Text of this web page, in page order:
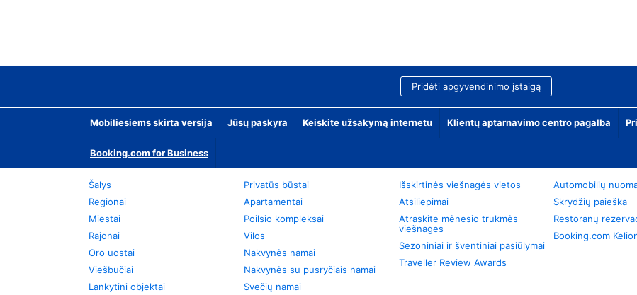
Pridėti apgyvendinimo įstaigą
Mobiliesiems skirta versija Jūsų paskyra Keiskite užsakymą internetu Klientų aptarnavimo centro pagalba
Booking.com for Business
Šalys
Regionai
Miestai
Rajonai
Oro uostai
Viešbučiai
Lankytini objektai
Privatūs būstai
Apartamentai
Poilsio kompleksai
Vilos
Nakvynės namai
Nakvynės su pusryčiais namai
Svečių namai
Išskirtinės viešnagės vietos
Atsiliepimai
Atraskite mėnesio trukmės
viešnages
Sezoniniai ir šventiniai pasiūlymai
Traveller Review Awards
Automobilių
Skrydžių paieška
Restoranų
Booking.com